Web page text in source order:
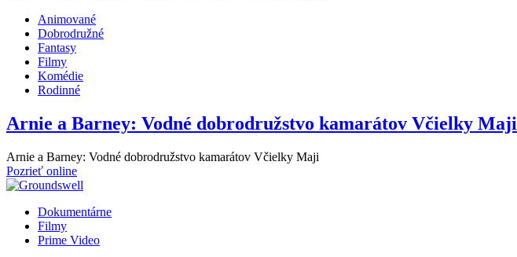
Animované
Dobrodružné
Fantasy
Filmy
Komédie
Rodinné
Arnie a Barney: Vodné dobrodružstvo kamarátov Včielky Maji
Arnie a Barney: Vodné dobrodružstvo kamarátov Včielky Maji
Pozrieť online
Dokumentárne
Filmy
Prime Video